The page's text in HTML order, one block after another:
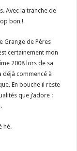
Avec la tranche de
bon !
Grange de Pères
certainement mon
2008 lors de sa
déjà commencé à
En bouche il reste
que j’adore :
hé.